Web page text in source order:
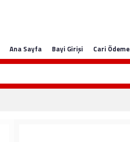
Ana Sayfa Bayi Girişi Cari Ödeme